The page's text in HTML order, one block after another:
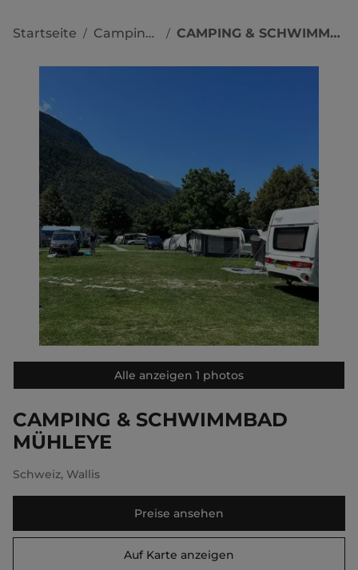
Startseite / Campingplätze / CAMPING & SCHWIMMBAD MÜHLEYE
Alle anzeigen 1 photos
CAMPING & SCHWIMMBAD
MÜHLEYE
Schweiz, Wallis
Preise ansehen
Auf Karte anzeigen